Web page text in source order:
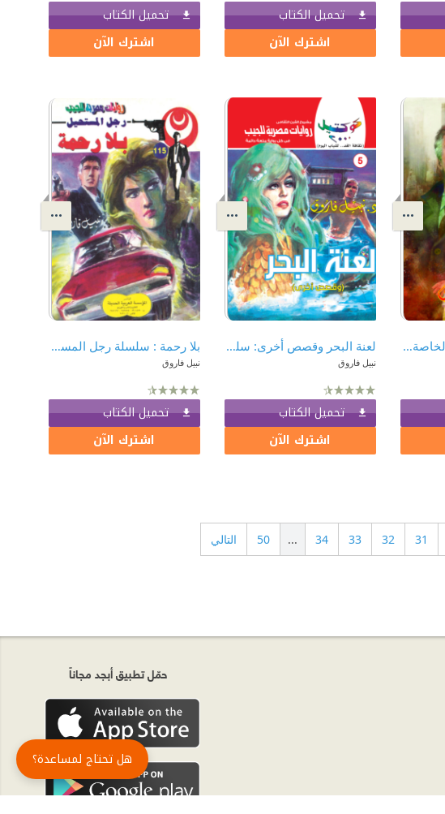
تحميل الكتاب
اشترك الآن
تحميل الكتاب
اشترك الآن
خدعة القرن: الأعداد الخاصة (ملف المستقبل - رجل المستحيل) 26 لعنة البحر وقصص أخرى: سلسلة كوكتيل 2000 (5)
نبيل فاروق
تحميل الكتاب
اشترك الآن
بلا رحمة : سلسلة رجل المستحيل 115
نبيل فاروق
تحميل الكتاب
اشترك الآن
31
32
33
34
...
50 التالي
حمّل تطبيق أبجد مجاناً
هل تحتاج لمساعدة؟